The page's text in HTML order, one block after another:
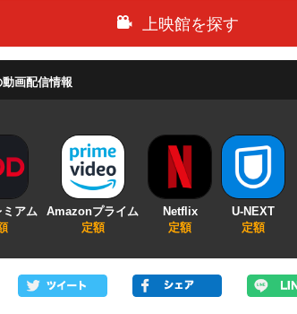
上映館を探す
動画配信情報
ミアム
Amazonプライム
定額
Netflix
定額
U-NEXT
定額